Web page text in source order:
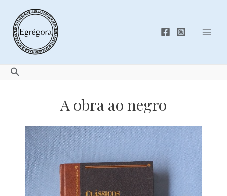
content
Search
A obra ao negro